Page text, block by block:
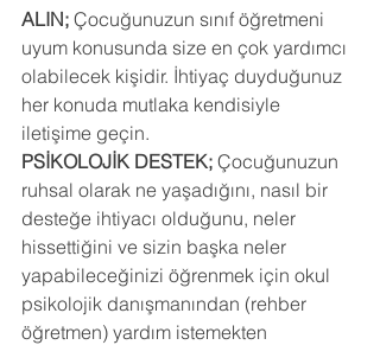
ALIN; Çocuğunuzun sınıf öğretmeni
uyum konusunda size en çok yardımcı
olabilecek kişidir. İhtiyaç duyduğunuz
her konuda mutlaka kendisiyle
iletişime geçin.
PSİKOLOJİK DESTEK; Çocuğunuzun
ruhsal olarak ne yaşadığını, nasıl bir
desteğe ihtiyacı olduğunu, neler
hissettiğini ve sizin başka neler
yapabileceğinizi öğrenmek için okul
psikolojik danışmanından (rehber
öğretmen) yardım istemekten